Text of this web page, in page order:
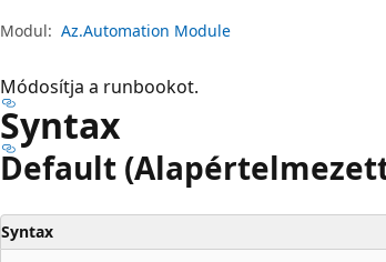
Modul: Az.Automation Module
Módosítja a runbookot.
Syntax
Default
Syntax